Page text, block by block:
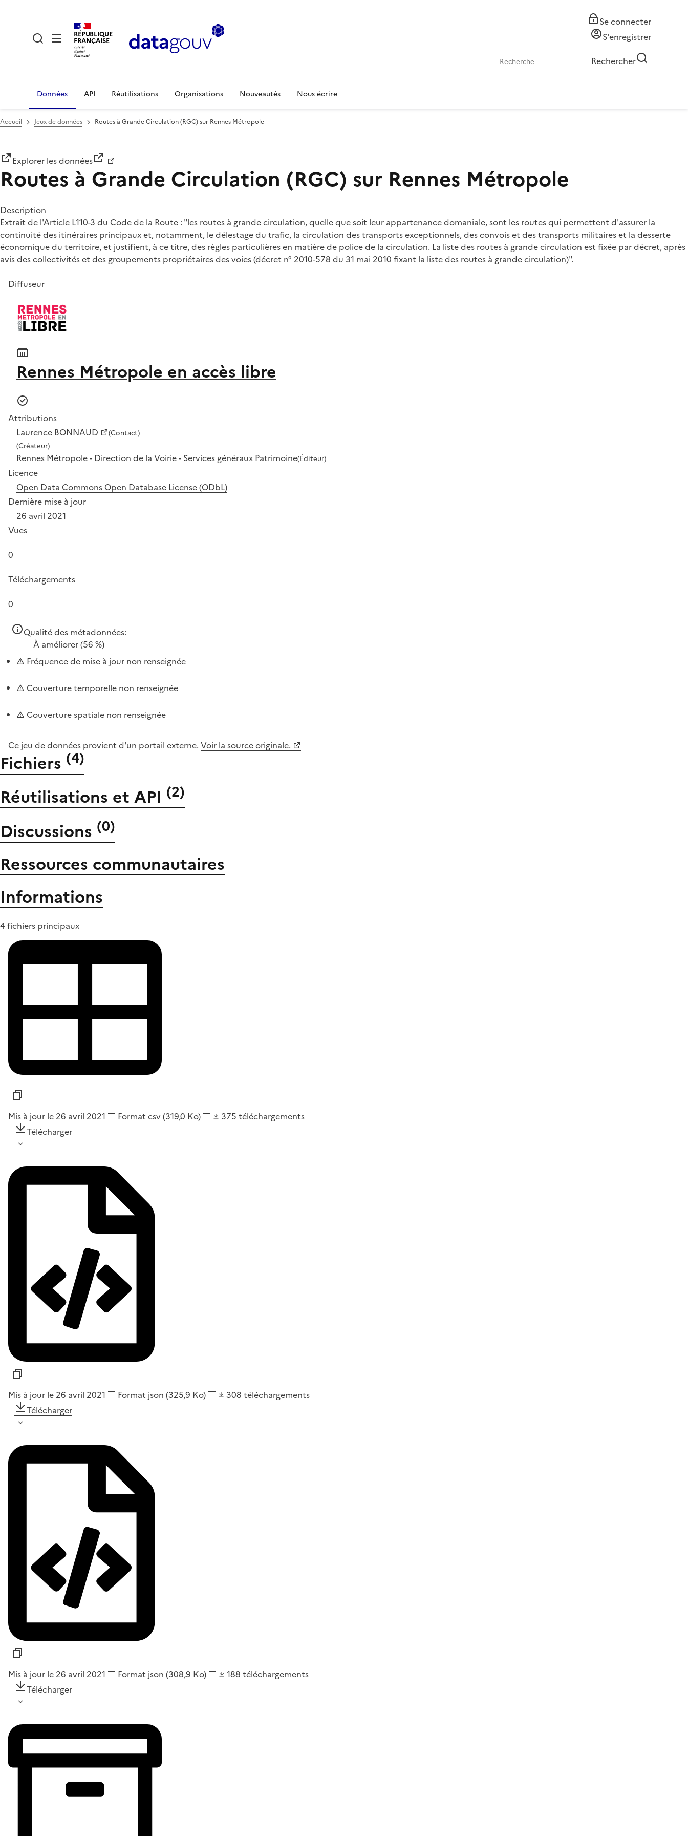
RÉPUBLIQUE
FRANÇAISE
Se connecter
S'enregistrer
Rechercher
Données API Réutilisations Organisations Nouveautés Nous écrire
Accueil Jeux de données Routes à Grande Circulation (RGC) sur Rennes Métropole
Explorer les données
Routes à Grande Circulation (RGC) sur Rennes Métropole
Description
Extrait de l'Article L110-3 du Code de la Route : "les routes à grande circulation, quelle que soit leur appartenance domaniale, sont les routes qui permettent d'assurer la
continuité des itinéraires principaux et, notamment, le délestage du trafic, la circulation des transports exceptionnels, des convois et des transports militaires et la desserte
économique du territoire, et justifient, à ce titre, des règles particulières en matière de police de la circulation. La liste des routes à grande circulation est fixée par décret, après
avis des collectivités et des groupements propriétaires des voies (décret n° 2010-578 du 31 mai 2010 fixant la liste des routes à grande circulation)".
Diffuseur
Rennes Métropole en accès libre
Attributions
Laurence BONNAUD
(Contact)
(Créateur)
Rennes Métropole - Direction de la Voirie - Services généraux Patrimoine(Éditeur)
Licence
Open Data Commons Open Database License (ODbL)
Dernière mise à jour
26 avril 2021
Vues
0
Téléchargements
0
Qualité des métadonnées:
À améliorer(56 %)
Fréquence de mise à jour non renseignée
Couverture temporelle non renseignée
Couverture spatiale non renseignée
Ce jeu de données provient d'un portail externe. Voir la source originale.
Fichiers (4)
Réutilisations et API (2)
Discussions (0)
Ressources communautaires
Informations
4 fichiers principaux
Mis à jour le 26 avril 2021 Format csv(319,0 Ko) 375 téléchargements
Télécharger
Mis à jour le 26 avril 2021 Format json (325,9 Ko) 308 téléchargements
Télécharger
Mis à jour le 26 avril 2021 Format json (308,9 Ko) 188 téléchargements
Télécharger